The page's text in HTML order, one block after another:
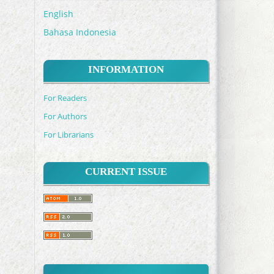
English
Bahasa Indonesia
INFORMATION
For Readers
For Authors
For Librarians
CURRENT ISSUE